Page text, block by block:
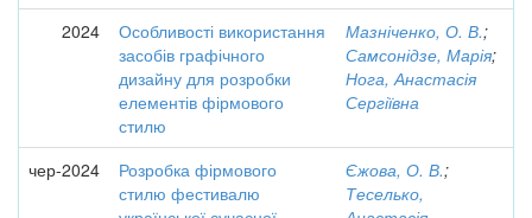
2024
Особливості використання
засобів графічного
дизайну для розробки
елементів фірмового
стилю
Мазніченко, О. В.;
Самсонідзе, Марія;
Нога, Анастасія
Сергіївна
чер-2024
Розробка фірмового
стилю фестивалю
Єжова, О. В.;
Теселько,